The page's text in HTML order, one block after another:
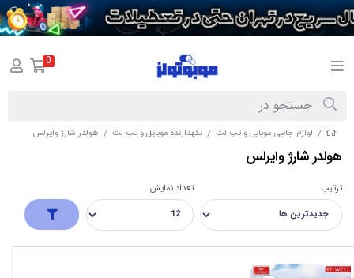
/ لوازم جانبی موبایل و تب لت / نگهدارنده موبایل و تب لت / هولدر شارژ وایرلس
هولدر شارژ وایرلس
ترتیب تعداد نمایش
0